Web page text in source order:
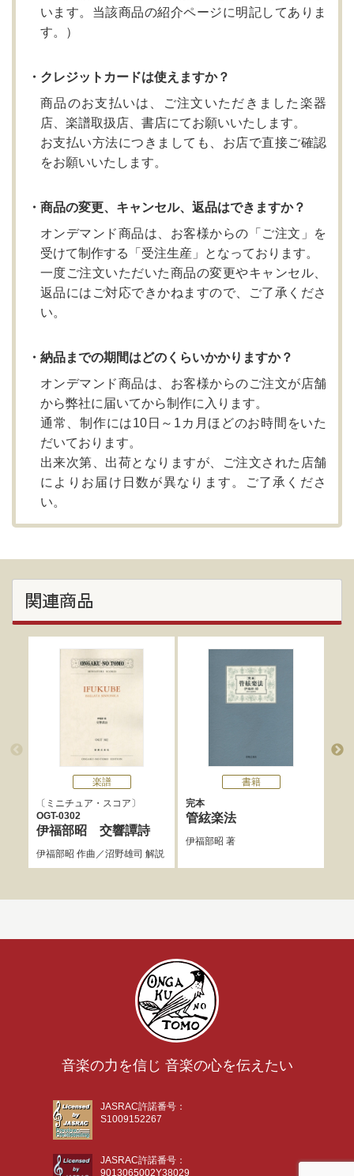
います。当該商品の紹介ページに明記してありま
す。）
・クレジットカードは使えますか？
商品のお支払いは、ご注文いただきました楽器
店、楽譜取扱店、書店にてお願いいたします。
お支払い方法につきましても、お店で直接ご確認
をお願いいたします。
・商品の変更、キャンセル、返品はできますか？
オンデマンド商品は、お客様からの「ご注文」を
受けて制作する「受注生産」となっております。
一度ご注文いただいた商品の変更やキャンセル、
返品にはご対応できかねますので、ご了承くださ
い。
・納品までの期間はどのくらいかかりますか？
オンデマンド商品は、お客様からのご注文が店舗
から弊社に届いてから制作に入ります。
通常、制作には10日～1カ月ほどのお時間をいた
だいております。
出来次第、出荷となりますが、ご注文された店舗
によりお届け日数が異なります。ご了承くださ
い。
関連商品
楽譜
ミニチュア・スコア
OGT-0302
伊福部昭 交響譚詩
伊福部昭 作曲／沼野雄司 解説
書籍
完本
管絃楽法
伊福部昭 著
音楽の力を信じ 音楽の心を伝えたい
JASRAC許諾番号：
S1009152267
JASRAC許諾番号：
9013065002Y38029